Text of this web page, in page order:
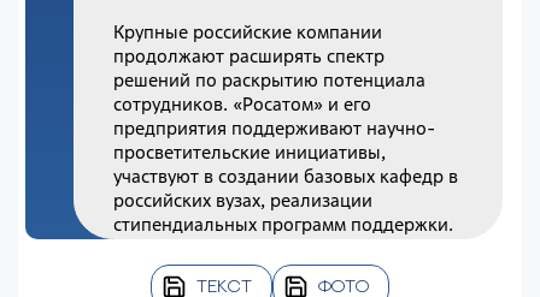
Крупные российские компании
продолжают расширять спектр
решений по раскрытию потенциала
сотрудников. «Росатом» и его
предприятия поддерживают научно-
просветительские инициативы,
участвуют в создании базовых кафедр в
российских вузах, реализации
стипендиальных программ поддержки.
ТЕКСТ ФОТО